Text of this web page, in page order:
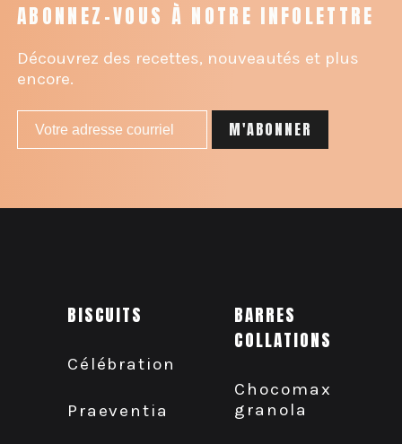
ABONNEZ-VOUS À NOTRE INFOLETTRE
Découvrez des recettes, nouveautés et plus
encore.
BISCUITS
Célébration
Praeventia
BARRES
COLLATIONS
Chocomax
granola